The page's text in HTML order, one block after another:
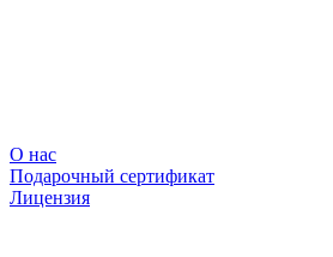
О нас
Подарочный сертификат
Лицензия